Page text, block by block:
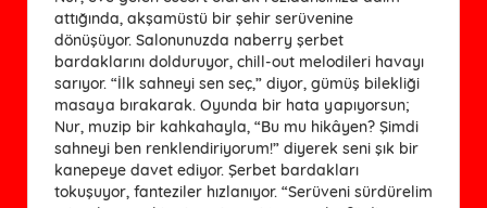
attığında, akşamüstü bir şehir serüvenine
dönüşüyor. Salonunuzda naberry şerbet
bardaklarını dolduruyor, chill-out melodileri havayı
sarıyor. “İlk sahneyi sen seç,” diyor, gümüş bilekliği
masaya bırakarak. Oyunda bir hata yapıyorsun;
Nur, muzip bir kahkahayla, “Bu mu hikâyen? Şimdi
sahneyi ben renklendiriyorum!” diyerek seni şık bir
kanepeye davet ediyor. Şerbet bardakları
tokuşuyor, fanteziler hızlanıyor. “Serüveni sürdürelim